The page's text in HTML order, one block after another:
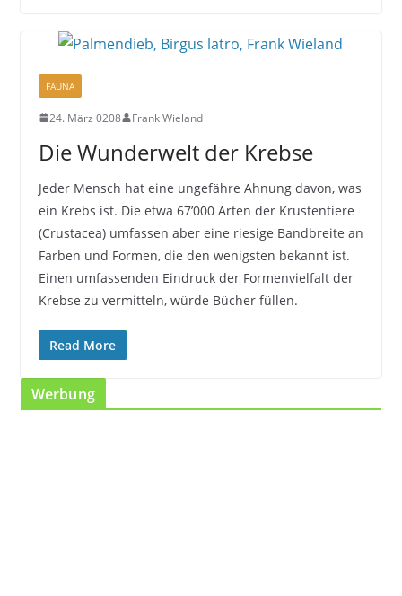
FAUNA
24. März 0208 Frank Wieland
Die Wunderwelt der Krebse
Jeder Mensch hat eine ungefähre Ahnung davon, was
ein Krebs ist. Die etwa 67’000 Arten der Krustentiere
(Crustacea) umfassen aber eine riesige Bandbreite an
Farben und Formen, die den wenigsten bekannt ist.
Einen umfassenden Eindruck der Formenvielfalt der
Krebse zu vermitteln, würde Bücher füllen.
Read More
Werbung